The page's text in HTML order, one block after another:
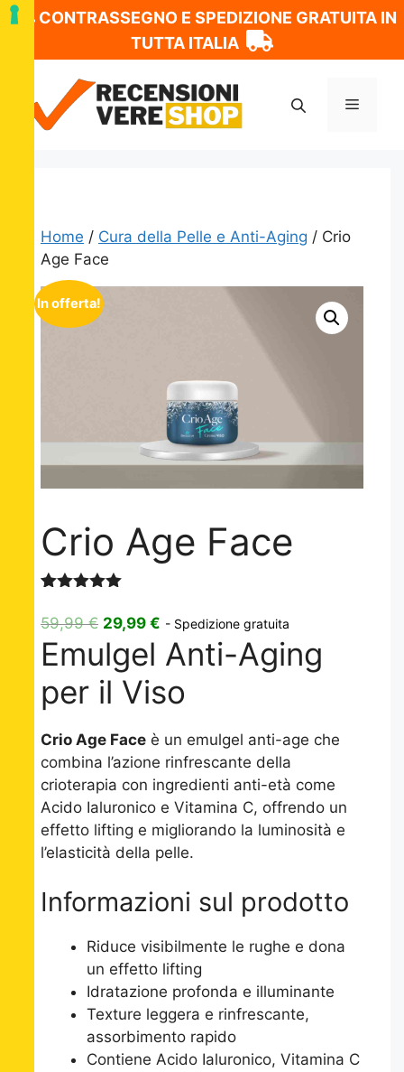
CONTRASSEGNO E SPEDIZIONE GRATUITA IN
TUTTA ITALIA
contenuto
Menu
Home / Cura della Pelle e Anti-Aging / Crio
Age Face
In offerta!
Crio Age Face
5.00su 5
su base
di
recensioni
59,99€ Il
prezzo
originale
era:
29,99 € Il
prezzo
attuale
è:
- Spedizione gratuita
Emulgel Anti-Aging
per il Viso
Crio Age Face è un emulgel anti-age che
combina l’azione rinfrescante della
crioterapia con ingredienti anti-età come
Acido Ialuronico e Vitamina C, offrendo un
effetto lifting e migliorando la luminosità e
l’elasticità della pelle.
Informazioni sul prodotto
Riduce visibilmente le rughe e dona
un effetto lifting
Idratazione profonda e illuminante
Texture leggera e rinfrescante,
assorbimento rapido
Contiene Acido Ialuronico, Vitamina C